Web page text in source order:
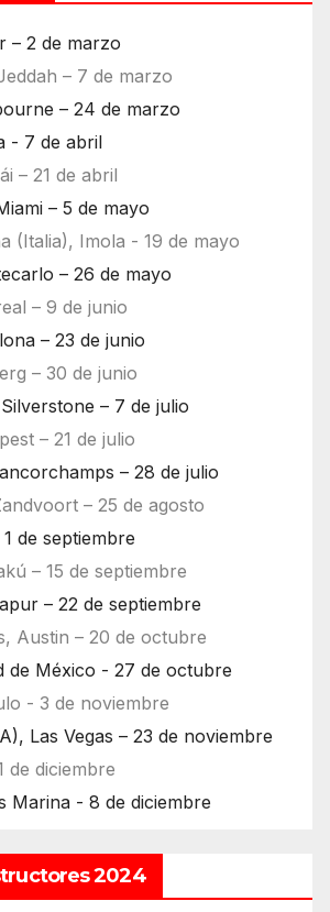
– 2 de marzo
– 7 de marzo
– 24 de marzo
- 7 de abril
– 21 de abril
– 5 de mayo
(Italia), Imola - 19 de mayo
– 26 de mayo
– 9 de junio
– 23 de junio
– 30 de junio
– 7 de julio
– 21 de julio
– 28 de julio
– 25 de agosto
de septiembre
– 15 de septiembre
– 22 de septiembre
Austin – 20 de octubre
de México - 27 de octubre
- 3 de noviembre
Las Vegas – 23 de noviembre
de diciembre
Marina - 8 de diciembre
2024